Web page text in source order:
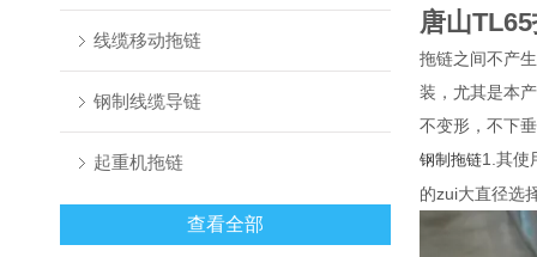
线缆移动拖链
钢制线缆导链
起重机拖链
查看全部
唐山
拖链之间不产
装，尤其是本
不变形，不下
钢制拖链1.其使
的zui大直径选